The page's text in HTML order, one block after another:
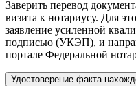
Заверить перевод
визита к нотариусу. Для
заявление усиленной
подписью (УКЭП), и
портале Федеральной
Удостоверение факта